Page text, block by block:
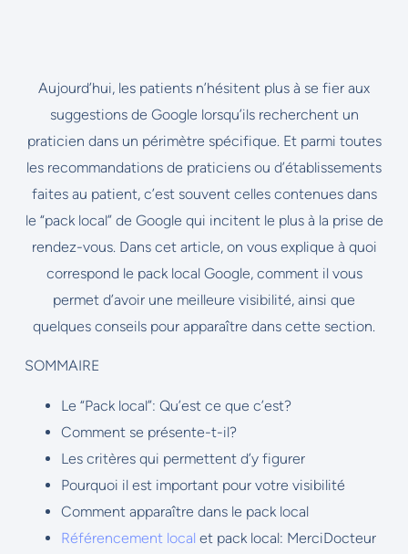
Aujourd’hui, les patients n’hésitent plus à se fier aux
suggestions de Google lorsqu’ils recherchent un
praticien dans un périmètre spécifique. Et parmi toutes
les recommandations de praticiens ou d’établissements
faites au patient, c’est souvent celles contenues dans
le “pack local” de Google qui incitent le plus à la prise de
rendez-vous. Dans cet article, on vous explique à quoi
correspond le pack local Google, comment il vous
permet d’avoir une meilleure visibilité, ainsi que
quelques conseils pour apparaître dans cette section.
SOMMAIRE
Le “Pack local”: Qu’est ce que c’est?
Comment se présente-t-il?
Les critères qui permettent d’y figurer
Pourquoi il est important pour votre visibilité
Comment apparaître dans le pack local
Référencement local et pack local: MerciDocteur